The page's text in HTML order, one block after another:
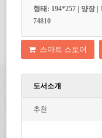
형태: 194*257 | 양장 |
74810
스마트 스토어
도서소개
추천